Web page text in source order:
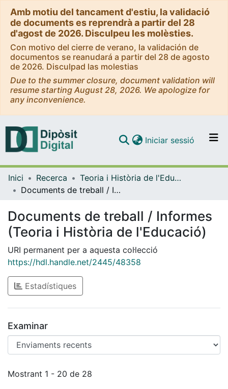
Amb motiu del tancament d'estiu, la validació
de documents es reprendrà a partir del 28
d'agost de 2026. Disculpeu les molèsties.
Con motivo del cierre de verano, la validación de
documentos se reanudará a partir del 28 de agosto
de 2026. Disculpad las molestias
Due to the summer closure, document validation will
resume starting August 28, 2026. We apologize for
any inconvenience.
Navega per tot el DD
Contacte
Iniciar sessió (current)
Inici Recerca
Teoria i Història de l'Educació
Documents de treball / Informes (Teoria i Història de l'Educació)
Documents de treball / Informes
(Teoria i Història de l'Educació)
URI permanent per a aquesta col·lecció
https://hdl.handle.net/2445/48358
Estadístiques
Examinar
Enviaments recents
Mostrant 1 - 20 de 28